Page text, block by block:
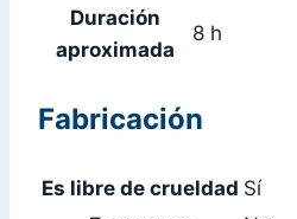
Duración
aproximada
8 h
Fabricación
Es libre de crueldad Sí